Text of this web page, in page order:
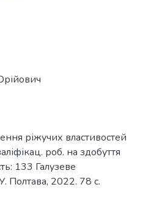
ріжучих властивостей
роб. на здобуття
133 Галузеве
Полтава, 2022. 78 с.